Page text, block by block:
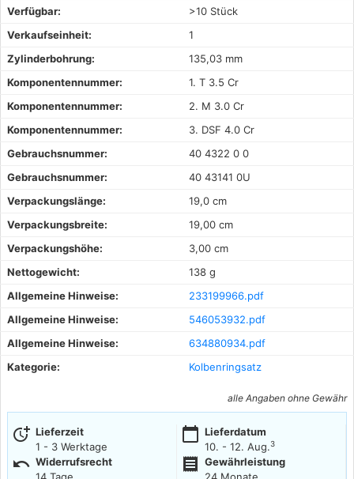
Verfügbar:
>10 Stück
Verkaufseinheit:
1
Zylinderbohrung:
135,03 mm
Komponentennummer:
1. T 3.5 Cr
Komponentennummer:
2. M 3.0 Cr
Komponentennummer:
3. DSF 4.0 Cr
Gebrauchsnummer:
40 4322 0 0
Gebrauchsnummer:
40 43141 0U
Verpackungslänge:
19,0 cm
Verpackungsbreite:
19,00 cm
Verpackungshöhe:
3,00 cm
Nettogewicht:
138 g
Allgemeine Hinweise:
233199966.pdf
Allgemeine Hinweise:
546053932.pdf
Allgemeine Hinweise:
634880934.pdf
Kategorie:
Kolbenringsatz
alle Angaben ohne Gewähr
more_time Lieferzeit
1 - 3 Werktage
calendar_today Lieferdatum
10. - 12. Aug.3
undo Widerrufsrecht
receipt
Gewährleistung